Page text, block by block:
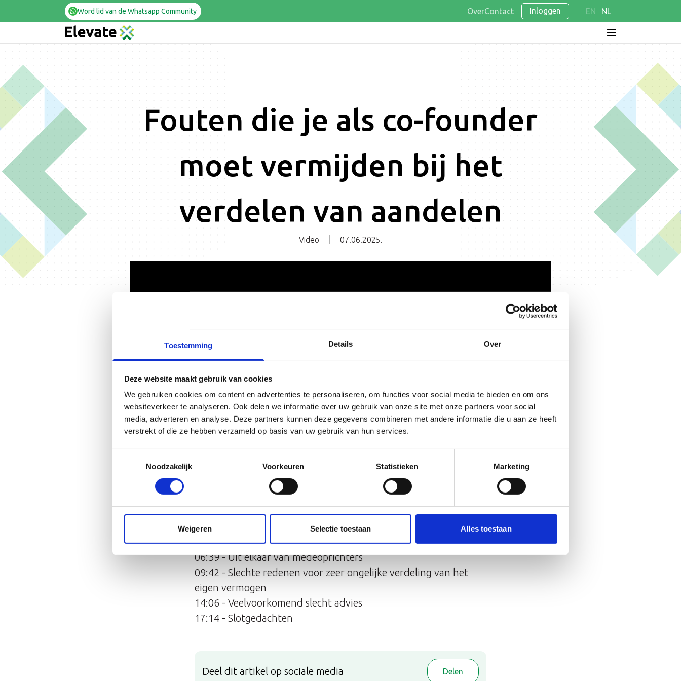
Toestemming Details Over
Deze website maakt gebruik van cookies
We gebruiken cookies om content en advertenties te personaliseren, om functies voor social media te bieden en om ons
websiteverkeer te analyseren. Ook delen we informatie over uw gebruik van onze site met onze partners voor social
media, adverteren en analyse. Deze partners kunnen deze gegevens combineren met andere informatie die u aan ze heeft
verstrekt of die ze hebben verzameld op basis van uw gebruik van hun services.
Noodzakelijk
Voorkeuren Statistieken Marketing
Weigeren Selectie toestaan Alles toestaan
Word lid van de Whatsapp Community OverContact Inloggen EN NL
Fouten die je als co-founder
moet vermijden bij het
verdelen van aandelen
Video 07.06.2025.
Om je startup van de grond te krijgen, is het cruciaal om je
medeoprichters gemotiveerd te houden. Een van de beste
manieren om dat te doen, is door een eerlijke verdeling van het
eigen vermogen te bepalen. In deze aflevering van Startup
School legt Michael Seibel, partner bij YC Group, de ins en outs
van het eigen vermogen van medeoprichters uit, waarom het
belangrijk is om gul te zijn met dat eigen vermogen en hoe je
slecht advies kunt vermijden dat kan leiden tot een breuk tussen
Hoofdstukken
00:00 - Introductie
02:03 - Verdeling van het eigen vermogen van medeoprichters
06:39 - Uit elkaar van medeoprichters
09:42 - Slechte redenen voor zeer ongelijke verdeling van het
eigen vermogen
14:06 - Veelvoorkomend slecht advies
17:14 - Slotgedachten
Deel dit artikel op sociale media Delen